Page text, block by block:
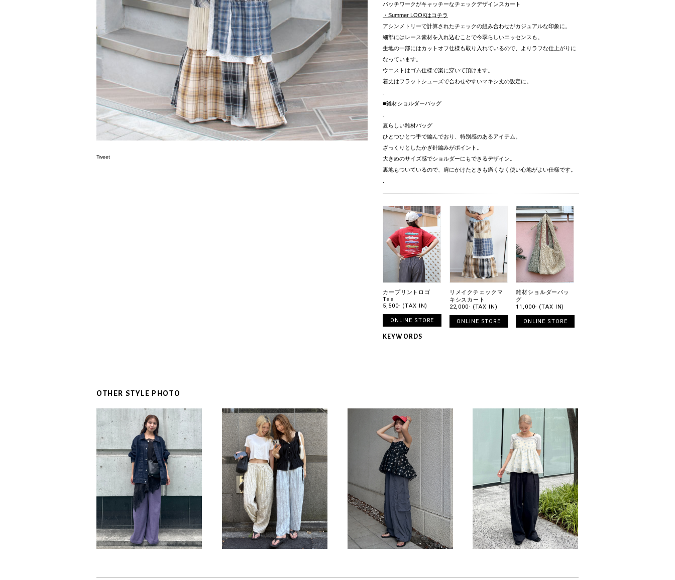
Tweet
パッチワークがキャッチーなチェックデザインスカート
・Summer LOOKはコチラ
アシンメトリーで計算されたチェックの組み合わせがカジュアルな印象に。
細部にはレース素材を入れ込むことで今季らしいエッセンスも。
生地の一部にはカットオフ仕様も取り入れているので、よりラフな仕上がりに
なっています。
ウエストはゴム仕様で楽に穿いて頂けます。
着丈はフラットシューズで合わせやすいマキシ丈の設定に。
■雑材ショルダーバッグ
夏らしい雑材バッグ
ひとつひとつ手で編んでおり、特別感のあるアイテム。
ざっくりとしたかぎ針編みがポイント。
大きめのサイズ感でショルダーにもできるデザイン。
裏地もついているので、肩にかけたときも痛くなく使い心地がよい仕様です。
カープリントロゴ
Tee
5,500- (TAX IN)
ONLINE STORE
リメイクチェックマ
キシスカート
22,000- (TAX IN)
ONLINE STORE
雑材ショルダーバッ
グ
11,000- (TAX IN)
ONLINE STORE
KEYWORDS
OTHER STYLE PHOTO